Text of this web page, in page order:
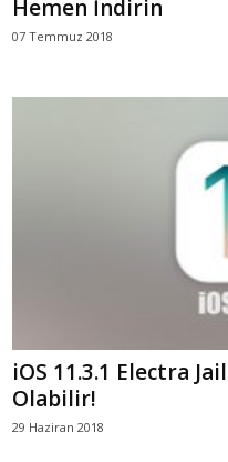
Hemen İndirin
07 Temmuz 2018
iOS 11.3.1 Electra
Olabilir!
29 Haziran 2018